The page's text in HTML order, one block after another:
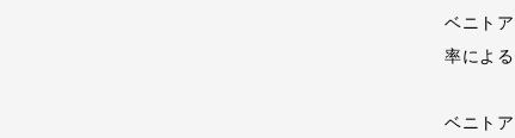
ベニト
率によ
ベニト